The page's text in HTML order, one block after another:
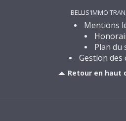
BELLIS'IMMO
Mentions
Plan du
Gestion des
Retour en haut